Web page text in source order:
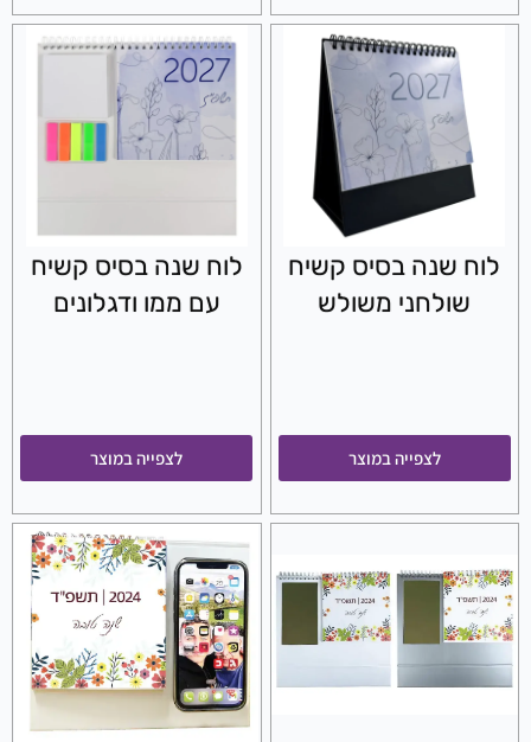
לוח שנה בסיס קשיח
שולחני משולש
לצפייה במוצר
לוח שנה בסיס קשיח
עם ממו ודגלונים
לצפייה במוצר